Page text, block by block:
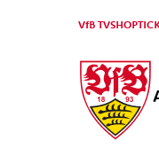
VfB TVSHOP